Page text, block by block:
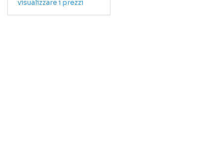
visualizzare i prezzi